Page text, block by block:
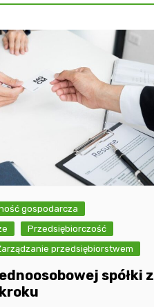
gospodarcza
Przedsiębiorczość
przedsiębiorstwem
spółki z